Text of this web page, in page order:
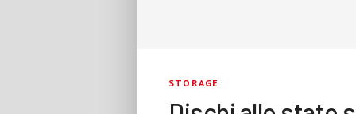
STORAGE